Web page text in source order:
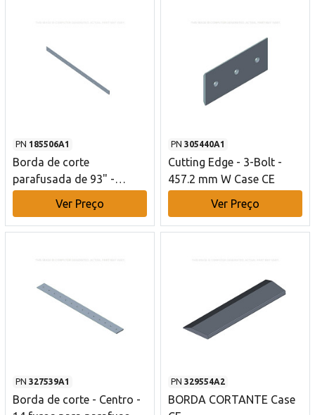
PN 185506A1
Borda de corte
parafusada de 93" -
Reversível - Chanfro duplo
- 10 furos Case CE
Ver Preço
PN 305440A1
Cutting Edge - 3-Bolt -
457.2 mm W Case CE
Ver Preço
PN 327539A1
Borda de corte - Centro -
PN 329554A2
BORDA CORTANTE Case